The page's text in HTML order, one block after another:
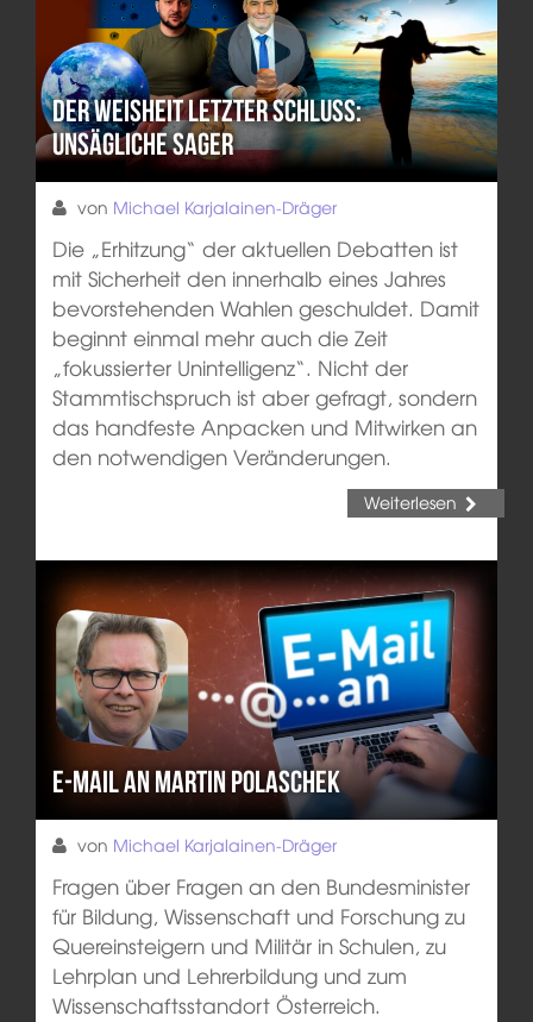
Der Weisheit letzter Schluss:
Unsägliche Sager
von Michael Karjalainen-Dräger
Die „Erhitzung“ der aktuellen Debatten ist
mit Sicherheit den innerhalb eines Jahres
bevorstehenden Wahlen geschuldet. Damit
beginnt einmal mehr auch die Zeit
„fokussierter Unintelligenz“. Nicht der
Stammtischspruch ist aber gefragt, sondern
das handfeste Anpacken und Mitwirken an
den notwendigen Veränderungen.
Weiterlesen
E-Mail an Martin Polaschek
von Michael Karjalainen-Dräger
Fragen über Fragen an den Bundesminister
für Bildung, Wissenschaft und Forschung zu
Quereinsteigern und Militär in Schulen, zu
Lehrplan und Lehrerbildung und zum
Wissenschaftsstandort Österreich.